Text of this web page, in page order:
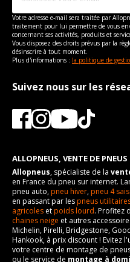
Votre adresse e-mail sera traitée par
traitement pour lui permettre de vous
concernant ses activités, produits et
Vous disposez des droits prévus par la
désinscrire à tout moment.
Plus d'informations : la politique de
Suivez nous sur les
ALLOPNEUS, VENTE DE PNEUS
Allopneus, spécialiste de la
en France du pneu sur internet.
pneu auto,pneu hiver,pneu 4
en passant par lespneus
agricoles etpoids lourd. Profitez
chaines neige et autres
Michelin, Pirelli, Bridgestone,
Hankook, à prix discount ! Evitez
votre centre de montage de
ou le service de montage à